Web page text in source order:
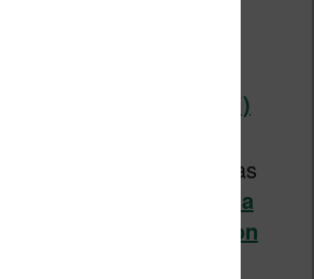
Boulanger (cliquez ici)
une liseuse Kindle pas
c’est sans doute vers
la
disponible sur Amazon
vous tourner.